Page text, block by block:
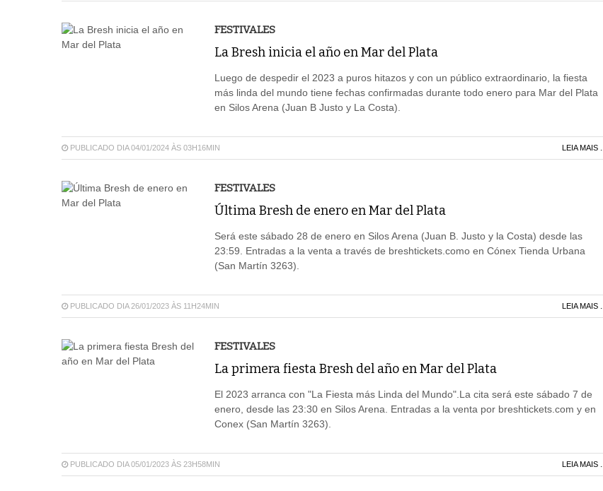
FESTIVALES
La Bresh inicia el año en Mar del Plata
Luego de despedir el 2023 a puros hitazos y con un público extraordinario, la fiesta
más linda del mundo tiene fechas confirmadas durante todo enero para Mar del Plata
en Silos Arena (Juan B Justo y La Costa).
PUBLICADO DIA 04/01/2024 ÀS 03H16MIN LEIA MAIS ...
FESTIVALES
Última Bresh de enero en Mar del Plata
Será este sábado 28 de enero en Silos Arena (Juan B. Justo y la Costa) desde las
23:59. Entradas a la venta a través de breshtickets.como en Cónex Tienda Urbana
(San Martín 3263).
PUBLICADO DIA 26/01/2023 ÀS 11H24MIN LEIA MAIS ...
FESTIVALES
La primera fiesta Bresh del año en Mar del Plata
El 2023 arranca con "La Fiesta más Linda del Mundo".La cita será este sábado 7 de
enero, desde las 23:30 en Silos Arena. Entradas a la venta por breshtickets.com y en
Conex (San Martín 3263).
PUBLICADO DIA 05/01/2023 ÀS 23H58MIN LEIA MAIS ...